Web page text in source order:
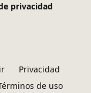
privacidad
Privacidad
de uso